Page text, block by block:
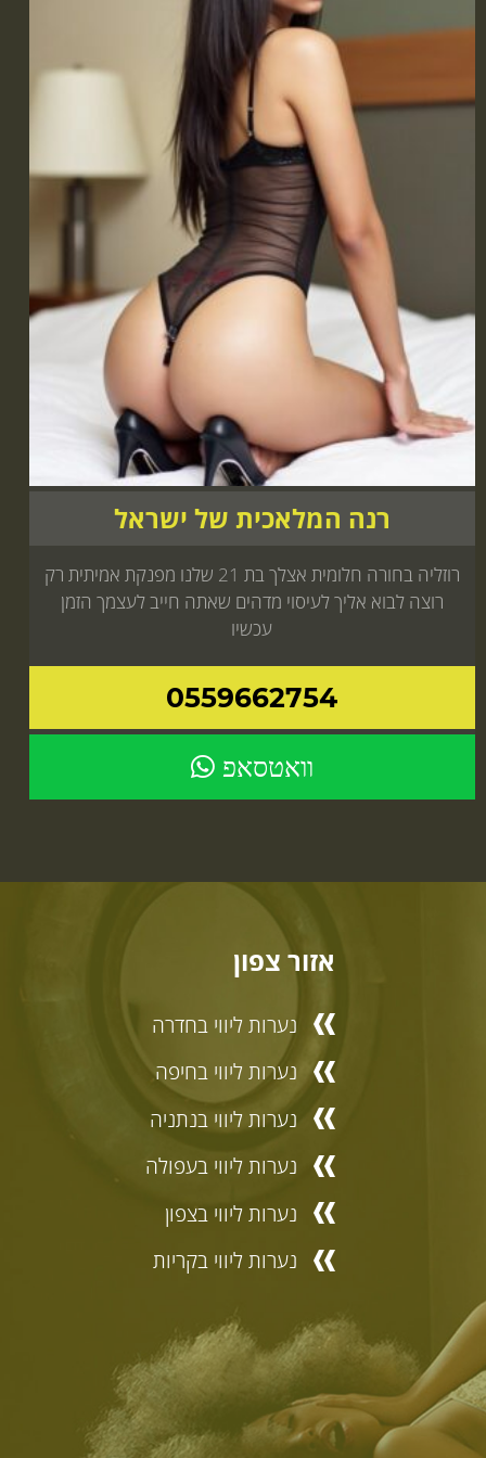
רנה המלאכית של ישראל
רוזליה בחורה חלומית אצלך בת 21 שלנו מפנקת אמיתית רק
רוצה לבוא אליך לעיסוי מדהים שאתה חייב לעצמך הזמן
עכשיו
0559662754
וואטסאפ
אזור צפון
נערות ליווי בחדרה
נערות ליווי בחיפה
נערות ליווי בנתניה
נערות ליווי בעפולה
נערות ליווי בצפון
נערות ליווי בקריות